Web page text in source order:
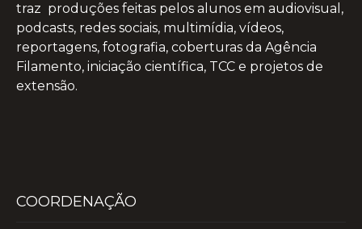
traz produções feitas pelos alunos em audiovisual,
podcasts, redes sociais, multimídia, vídeos,
reportagens, fotografia, coberturas da Agência
Filamento, iniciação científica, TCC e projetos de
extensão.
COORDENAÇÃO